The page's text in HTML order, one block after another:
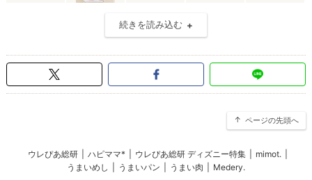
続きを読み込む
ページの先頭へ
ウレぴあ総研 ハピママ* ウレぴあ総研 ディズニー特集 mimot.
うまいめし
うまいパン うまい肉 Medery.